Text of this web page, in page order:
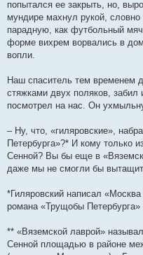
попытался ее закрыть, но,
мундире махнул рукой,
парадную, как футбольный
форме вихрем ворвались в
вопли.
Наш спаситель тем временем
стяжками двух поляков,
посмотрел на нас. Он
– Ну, что, «гиляровские»,
Петербурга»?* И кому только
Сенной? Вы бы еще в
даже мы не смогли бы
*Гиляровский написал
романа «Трущобы Петербурга»
** «Вяземской лаврой»
Сенной площадью в районе